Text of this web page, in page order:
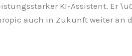
KI-Assistent. Er
auch in Zukunft weiter an